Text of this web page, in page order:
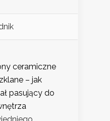
ceramiczne
– jak
pasujący do